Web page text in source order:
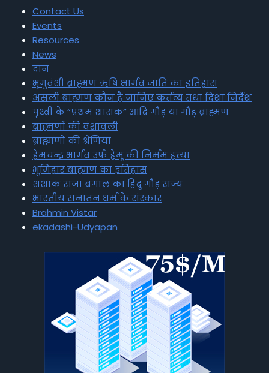
Contact Us
Events
Resources
News
दान
भृगुवंशी ब्राह्मण ऋषि भार्गव जाति का इतिहास
असली ब्राह्मण कौन है जानिए कर्तव्य तथा दिशा निर्देश
पृथ्वी के “प्रथम शासक” आदि गौड़ या गौड़ ब्राह्मण
ब्राह्मणों की वंशावली
ब्राह्मणों की श्रेणियां
हेमचन्द्र भार्गव उर्फ हेमू की निर्मम हत्या
भूमिहार ब्राह्मण का इतिहास
शशांक राजा बंगाल का हिंदू गौड़ राज्य
भारतीय सनातन धर्म के संस्कार
Brahmin Vistar
ekadashi-Udyapan